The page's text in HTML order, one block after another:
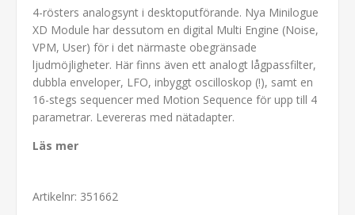
4-rösters analogsynt i desktoputförande. Nya Minilogue
XD Module har dessutom en digital Multi Engine (Noise,
VPM, User) för i det närmaste obegränsade
ljudmöjligheter. Här finns även ett analogt lågpassfilter,
dubbla enveloper, LFO, inbyggt oscilloskop (!), samt en
16-stegs sequencer med Motion Sequence för upp till 4
parametrar. Levereras med nätadapter.
Läs mer
Artikelnr: 351662